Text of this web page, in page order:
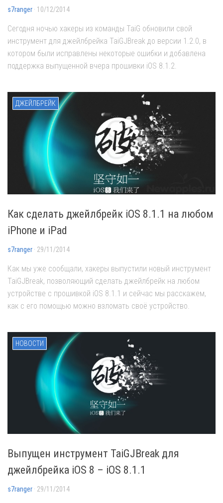
s7ranger · 10/12/2014
Сегодня ночью хакеры из команды TaiG обновили свой
инструмент для джейлбрейка TaiGJBreak до версии 1.2.0, в
котором были исправлены некоторые ошибки и добавлена
поддержка выпущенной вчера прошивки iOS 8.1.2.
ДЖЕЙЛБРЕЙК
Как сделать джейлбрейк iOS 8.1.1 на любом
iPhone и iPad
s7ranger · 29/11/2014
Как мы уже сообщали, хакеры выпустили новый инструмент
TaiGJBreak, позволяющий сделать джейлбрейк на любом
устройстве с прошивкой iOS 8.1.1 и сейчас мы расскажем,
как с его помощью можно взломать своё устройство.
НОВОСТИ
Выпущен инструмент TaiGJBreak для
джейлбрейка iOS 8 – iOS 8.1.1
s7ranger · 29/11/2014